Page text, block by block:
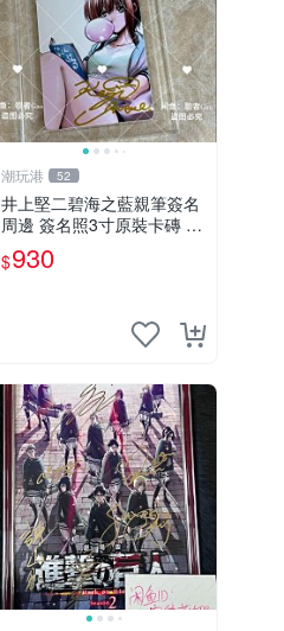
潮玩港 52
井上堅二碧海之藍親筆簽名
周邊 簽名照3寸原裝卡磚 親
筆、收藏、簽名照
$930